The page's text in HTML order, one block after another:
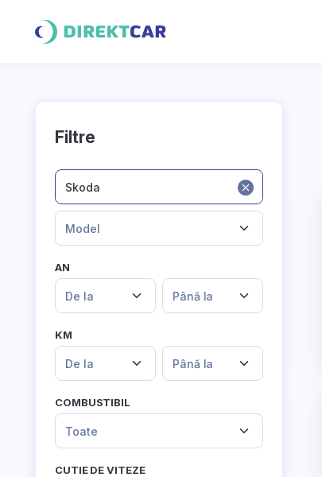
Filtre
Skoda
Model
AN
De la Până la
KM
De la Până la
COMBUSTIBIL
Toate
CUTIE DE VITEZE